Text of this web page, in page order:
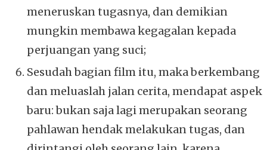
meneruskan tugasnya, dan demikian
mungkin membawa kegagalan kepada
perjuangan yang suci;
Sesudah bagian film itu, maka berkembang
dan meluaslah jalan cerita, mendapat aspek
baru: bukan saja lagi merupakan seorang
pahlawan hendak melakukan tugas, dan